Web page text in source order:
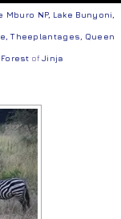
Mburo NP, Lake Bunyoni
,Theeplantages Queen
of Jinja